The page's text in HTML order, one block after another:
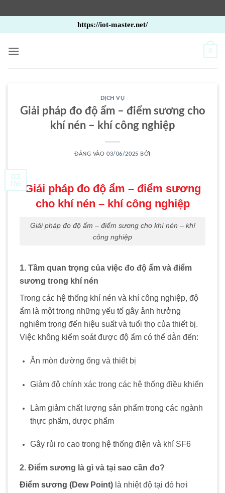
qua
nội
https://iot-master.net/
0
DỊCH VỤ
Giải pháp đo độ ẩm – điểm sương cho
khí nén – khí công nghiệp
ĐĂNG VÀO03/06/2025 BỞI
03
Th6
Giải pháp đo độ ẩm – điểm sương
cho khí nén – khí công nghiệp
Giải pháp đo độ ẩm – điểm sương cho khí nén – khí
công nghiệp
1. Tầm quan trọng của việc đo độ ẩm và điểm
sương trong khí nén
Trong các hệ thống khí nén và khí công nghiệp, độ
ẩm là một trong những yếu tố gây ảnh hưởng
nghiêm trọng đến hiệu suất và tuổi thọ của thiết bị.
Việc không kiểm soát được độ ẩm có thể dẫn đến:
Ăn mòn đường ống và thiết bị
Giảm độ chính xác trong các hệ thống điều khiển
Làm giảm chất lượng sản phẩm trong các ngành
thực phẩm, dược phẩm
Gây rủi ro cao trong hệ thống điện và khí SF6
2. Điểm sương là gì và tại sao cần đo?
Điểm sương (Dew Point) là nhiệt độ tại đó hơi